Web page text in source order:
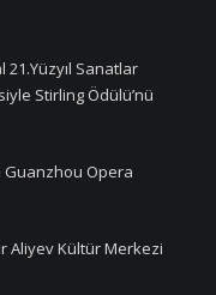
21.Yüzyıl Sanatlar
Stirling Ödülü’nü
Guanzhou Opera
Aliyev Kültür Merkezi